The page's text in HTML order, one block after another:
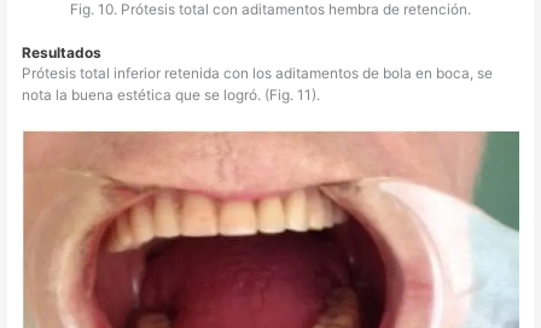
Fig. 10. Prótesis total con aditamentos hembra de retención.
Resultados
Prótesis total inferior retenida con los aditamentos de bola en boca, se
nota la buena estética que se logró. (Fig. 11).